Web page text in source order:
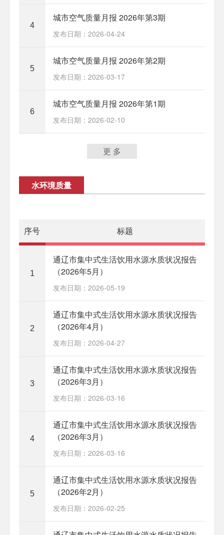
4
城市空气质量月报 2026年第3期
发布日期：2026-04-24
5
城市空气质量月报 2026年第2期
发布日期：2026-03-17
6
城市空气质量月报 2026年第1期
发布日期：2026-02-10
更 多
水环境质量
序号 标题
1
通辽市集中式生活饮用水源水质状况报告
（2026年5月）
发布日期：2026-05-19
2
通辽市集中式生活饮用水源水质状况报告
（2026年4月）
发布日期：2026-04-27
3
通辽市集中式生活饮用水源水质状况报告
（2026年3月）
发布日期：2026-03-16
4
通辽市集中式生活饮用水源水质状况报告
（2026年3月）
发布日期：2026-03-16
5
通辽市集中式生活饮用水源水质状况报告
（2026年2月）
发布日期：2026-02-25